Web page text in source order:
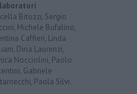
Bitozzi, Sergio
Michele Bufalino,
Caffieri, Linda
Dina Laurenzi,
Nocciolini, Paolo
Gabriele
Paola Silvi.